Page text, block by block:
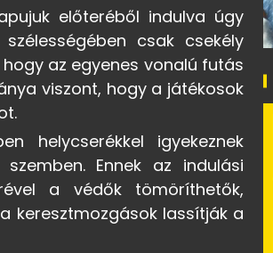
előteréből indulva úgy
csak csekély
az egyenes vonalú futás
viszont, hogy a játékosok
helycserékkel igyekeznek
Ennek az indulási
a védők tömöríthetők,
keresztmozgások lassítják a